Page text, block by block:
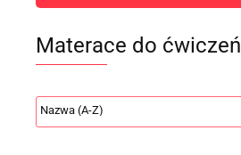
Materace do ćwiczeń